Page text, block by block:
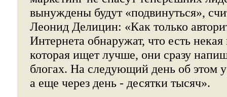
вынуждены будут «подвинуться»,
Леонид Делицин: «Как только
Интернета обнаружат, что есть
которая ищет лучше, они сразу
блогах. На следующий день об этом
а еще через день - десятки тысяч».